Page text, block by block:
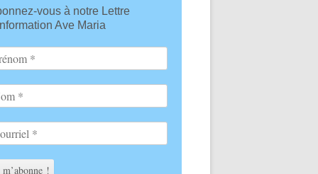
vous à notre Lettre
Ave Maria